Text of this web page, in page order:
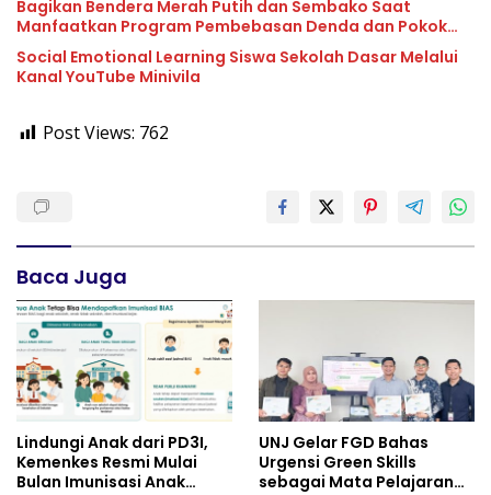
Bagikan Bendera Merah Putih dan Sembako Saat
Manfaatkan Program Pembebasan Denda dan Pokok
Tunggakan PKB
Social Emotional Learning Siswa Sekolah Dasar Melalui
Kanal YouTube Minivila
Post Views: 762
Baca Juga
Lindungi Anak dari PD3I,
Kemenkes Resmi Mulai
Bulan Imunisasi Anak
UNJ Gelar FGD Bahas
Urgensi Green Skills
sebagai Mata Pelajaran